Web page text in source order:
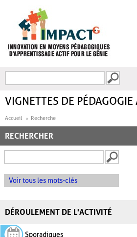
FORMULAIRE DE
VIGNETTES DE PÉDAGOGIE
Accueil Recherche
RECHERCHER
Voir tous les mots-clés
DÉROULEMENT DE L'ACTIVITÉ
Sporadiques